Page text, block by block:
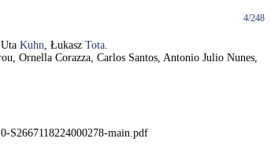
4/248
Kuhn, Łukasz Tota.
Ornella Corazza, Carlos Santos, Antonio Julio Nunes,
S2667118224000278-main.pdf